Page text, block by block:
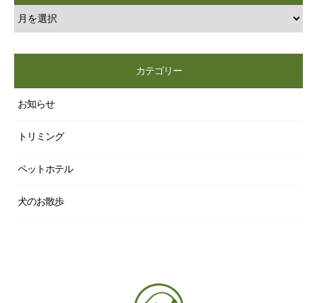
カテゴリー
お知らせ
トリミング
ペットホテル
犬のお散歩